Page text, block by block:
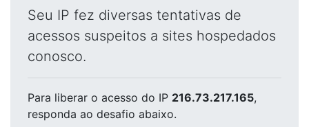
Seu IP fez diversas tentativas de
acessos suspeitos a sites hospedados
conosco.
Para liberar o acesso do IP 216.73.217.165,
responda ao desafio abaixo.